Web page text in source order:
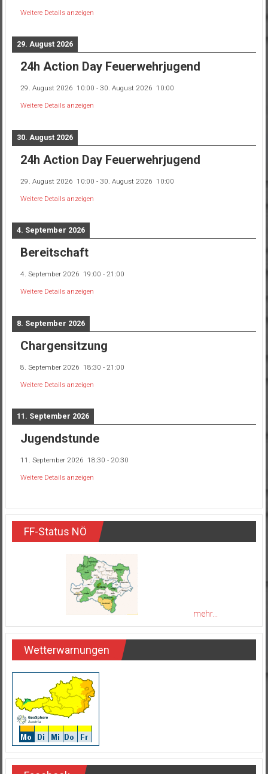
Weitere Details anzeigen
29. August 2026
24h Action Day Feuerwehrjugend
29. August 2026 10:00 - 30. August 2026 10:00
Weitere Details anzeigen
30. August 2026
24h Action Day Feuerwehrjugend
29. August 2026 10:00 - 30. August 2026 10:00
Weitere Details anzeigen
4. September 2026
Bereitschaft
4. September 2026 19:00 - 21:00
Weitere Details anzeigen
8. September 2026
Chargensitzung
8. September 2026 18:30 - 21:00
Weitere Details anzeigen
11. September 2026
Jugendstunde
11. September 2026 18:30 - 20:30
Weitere Details anzeigen
FF-Status NÖ
mehr...
Wetterwarnungen